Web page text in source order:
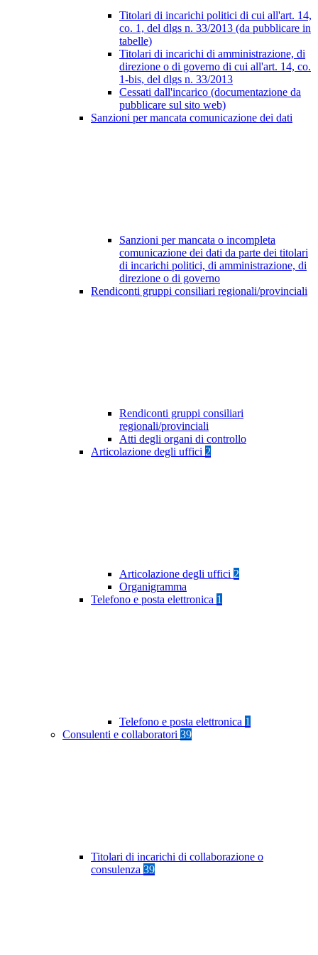
Titolari di incarichi politici di cui all'art. 14,
co. 1, del dlgs n. 33/2013 (da pubblicare in
tabelle)
Titolari di incarichi di amministrazione, di
direzione o di governo di cui all'art. 14, co.
1-bis, del dlgs n. 33/2013
Cessati dall'incarico (documentazione da
pubblicare sul sito web)
Sanzioni per mancata comunicazione dei dati
Sanzioni per mancata o incompleta
comunicazione dei dati da parte dei titolari
di incarichi politici, di amministrazione, di
direzione o di governo
Rendiconti gruppi consiliari regionali/provinciali
Rendiconti gruppi consiliari
regionali/provinciali
Atti degli organi di controllo
Articolazione degli uffici 2
Articolazione degli uffici 2
Organigramma
Telefono e posta elettronica 1
Telefono e posta elettronica 1
Consulenti e collaboratori 39
Titolari di incarichi di collaborazione o
consulenza 39